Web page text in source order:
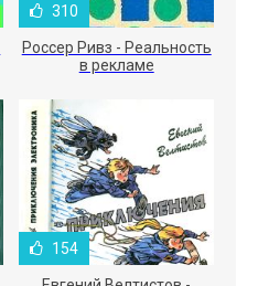
310
Россер Ривз - Реальность
в рекламе
154